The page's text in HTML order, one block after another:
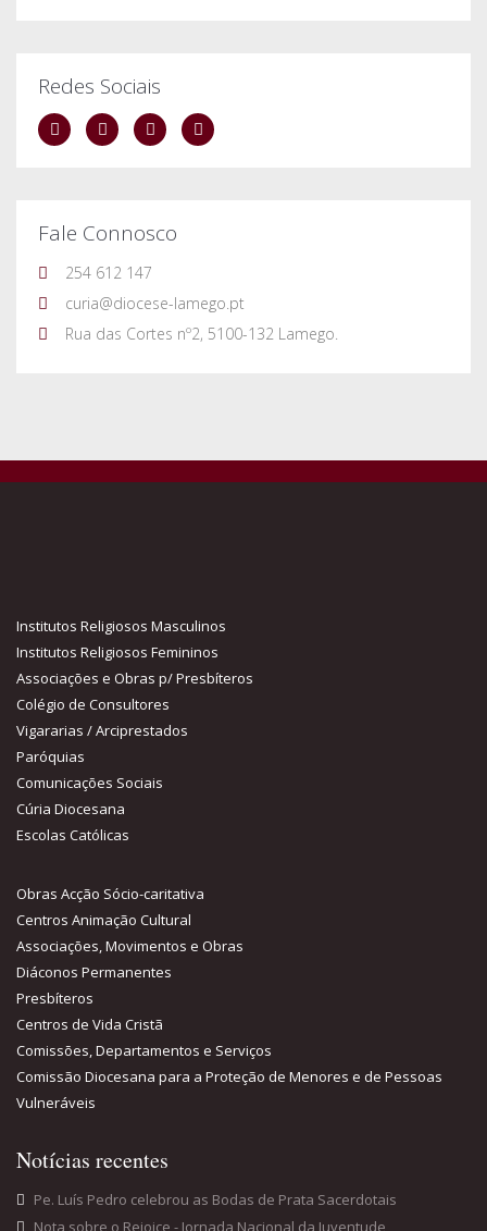
Redes Sociais
Fale Connosco
254 612 147
curia@diocese-lamego.pt
Rua das Cortes nº2, 5100-132 Lamego.
Institutos Religiosos Masculinos
Institutos Religiosos Femininos
Associações e Obras p/ Presbíteros
Colégio de Consultores
Vigararias / Arciprestados
Paróquias
Comunicações Sociais
Cúria Diocesana
Escolas Católicas
Obras Acção Sócio-caritativa
Centros Animação Cultural
Associações, Movimentos e Obras
Diáconos Permanentes
Presbíteros
Centros de Vida Cristã
Comissões, Departamentos e Serviços
Comissão Diocesana para a Proteção de Menores e de Pessoas
Vulneráveis
Notícias recentes
Pe. Luís Pedro celebrou as Bodas de Prata Sacerdotais
Nota sobre o Rejoice - Jornada Nacional da Juventude